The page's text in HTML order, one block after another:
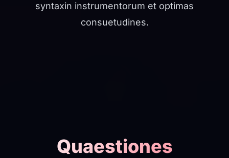
syntaxin instrumentorum et optimas
consuetudines.
Quaestiones